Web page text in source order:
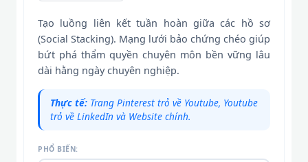
Tạo luồng liên kết tuần hoàn giữa các hồ sơ
(Social Stacking). Mạng lưới bảo chứng chéo giúp
bứt phá thẩm quyền chuyên môn bền vững lâu
dài hằng ngày chuyên nghiệp.
Thực tế: Trang Pinterest trỏ về Youtube, Youtube
trỏ về LinkedIn và Website chính.
PHỔ BIẾN: